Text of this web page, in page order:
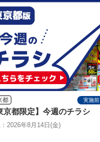
都 実施前
京都限定】今週のチラシ
2026年8月14日(金)